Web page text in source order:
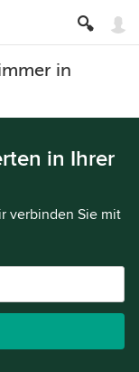
in
in Ihrer
verbinden Sie mit